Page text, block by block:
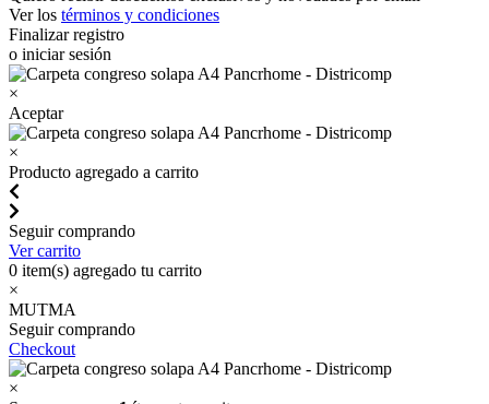
Ver los términos y condiciones
Finalizar registro
o iniciar sesión
×
Aceptar
×
Producto agregado a carrito
Seguir comprando
Ver carrito
0 item(s) agregado tu carrito
×
MUTMA
Seguir comprando
Checkout
×